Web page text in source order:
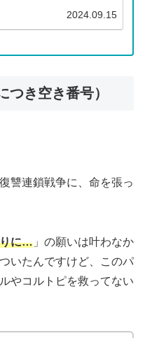
2024.09.15
つき空き番号）
讐連鎖戦争に、命を張っ
に… 」の願いは叶わなか
いたんですけど、このパ
やコルトピを救ってない